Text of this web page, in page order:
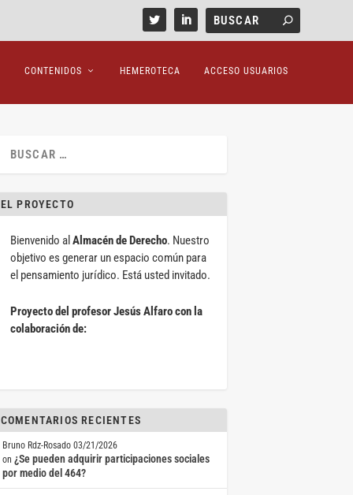
CONTENIDOS HEMEROTECA ACCESO USUARIOS
EL PROYECTO
Bienvenido al Almacén de Derecho. Nuestro
objetivo es generar un espacio común para
el pensamiento jurídico. Está usted invitado.
Proyecto del profesor Jesús Alfaro con la
colaboración de:
COMENTARIOS RECIENTES
Bruno Rdz-Rosado 03/21/2026
on ¿Se pueden adquirir participaciones sociales
por medio del 464?